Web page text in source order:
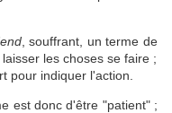
, souffrant, un terme de
les choses se faire ;
pour indiquer l'action.
est donc d'être "patient" ;